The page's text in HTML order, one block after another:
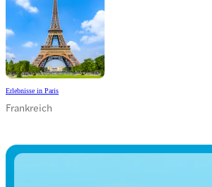
Erlebnisse in Paris
Frankreich